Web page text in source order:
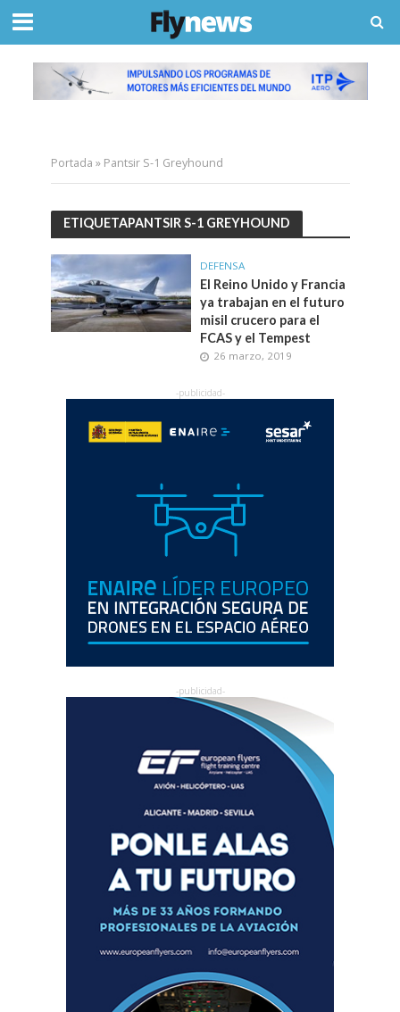
Portada » Pantsir S-1 Greyhound
ETIQUETAPANTSIR S-1 GREYHOUND
DEFENSA
El Reino Unido y Francia
ya trabajan en el futuro
misil crucero para el
FCAS y el Tempest
26 marzo, 2019